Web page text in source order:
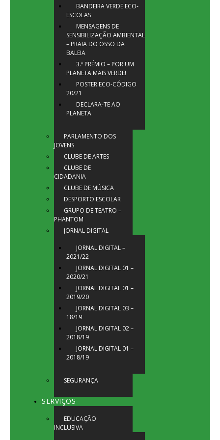
BANDEIRA VERDE ECO-
ESCOLAS
MENSAGENS DE
SENSIBILIZAÇÃO AMBIENTAL
– PRAIA DO OSSO DA
BALEIA
3.º PRÉMIO – POR UM
PLANETA MAIS VERDE!
POSTER ECO-CÓDIGO
20/21
DECLARA-TE AO
PLANETA
PARLAMENTO DOS
JOVENS
CLUBE DE ARTES
CLUBE DE
CIDADANIA
CLUBE DE MÚSICA
DESPORTO ESCOLAR
GRUPO DE TEATRO –
PHANTOM
JORNAL DIGITAL
JORNAL DIGITAL –
2021/22
JORNAL DIGITAL 01 –
2020/21
JORNAL DIGITAL 01 –
2019/20
JORNAL DIGITAL 03 –
18/19
JORNAL DIGITAL 02 –
2018/19
JORNAL DIGITAL 01 –
2018/19
SEGURANÇA
SERVIÇOS
EDUCAÇÃO
INCLUSIVA